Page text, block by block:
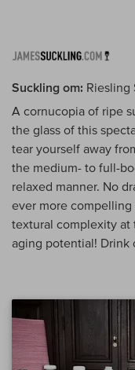
Suckling om: Riesling
A cornucopia of ripe
the glass of this
tear yourself away
the medium- to full-
relaxed manner. No
ever more
textural complexity at
aging potential!